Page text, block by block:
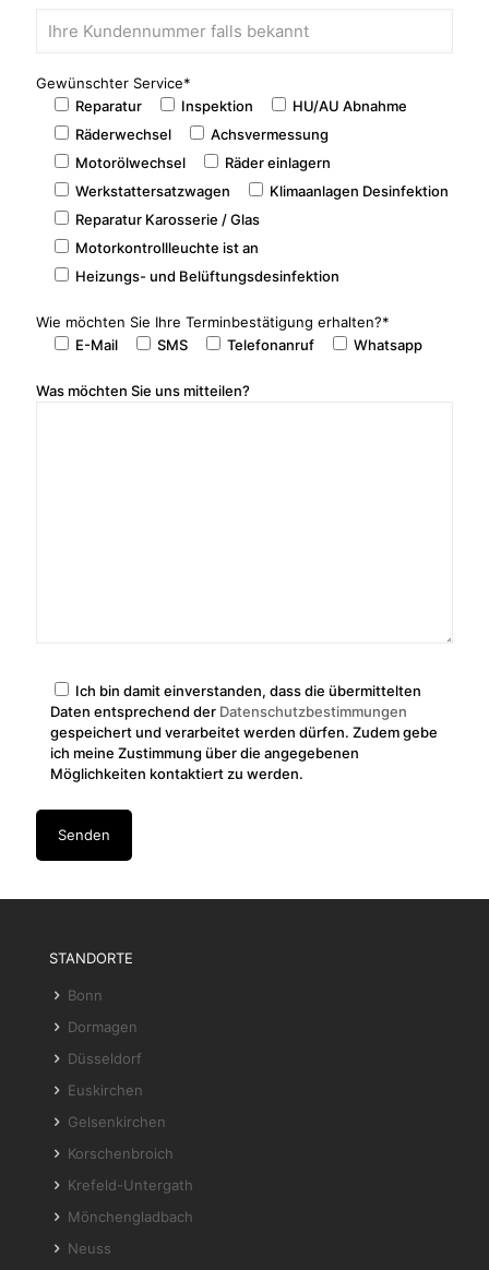
Gewünschter Service*
Reparatur
Inspektion
HU/AU Abnahme
Räderwechsel
Achsvermessung
Motorölwechsel
Räder einlagern
Werkstattersatzwagen
Klimaanlagen Desinfektion
Reparatur Karosserie / Glas
Motorkontrollleuchte ist an
Heizungs- und Belüftungsdesinfektion
Wie möchten Sie Ihre Terminbestätigung erhalten?*
E-Mail
SMS Telefonanruf Whatsapp
Was möchten Sie uns mitteilen?
Ich bin damit einverstanden, dass die übermittelten
Daten entsprechend der Datenschutzbestimmungen
gespeichert und verarbeitet werden dürfen. Zudem gebe
ich meine Zustimmung über die angegebenen
Möglichkeiten kontaktiert zu werden.
STANDORTE
Bonn
Dormagen
Düsseldorf
Euskirchen
Gelsenkirchen
Korschenbroich
Krefeld-Untergath
Mönchengladbach
Neuss